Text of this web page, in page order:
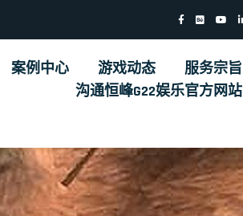
案例中心 游戏动态
服务宗旨
沟通恒峰G22娱乐官方网站